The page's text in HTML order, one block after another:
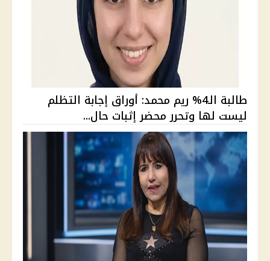
طالبة الـ4% ريم محمد: أوراق إجابة التظلم
ليست لها وتحرر محضر إثبات حال...